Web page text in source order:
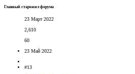
Главный старожил форума
23 Март 2022
2,610
60
23 Май 2022
#13